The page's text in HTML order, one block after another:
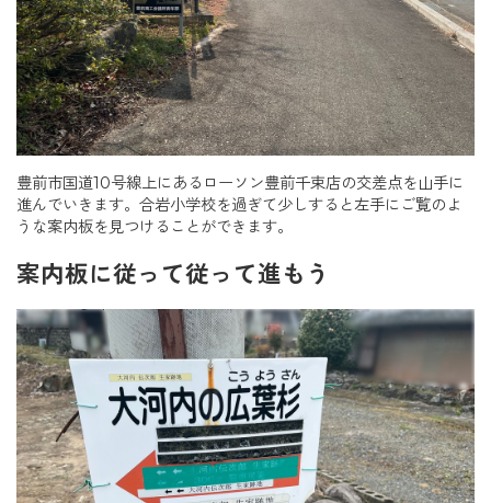
豊前市国道10号線上にあるローソン豊前千束店の交差点を山手に
進んでいきます。合岩小学校を過ぎて少しすると左手にご覧のよ
うな案内板を見つけることができます。
案内板に従って従って進もう